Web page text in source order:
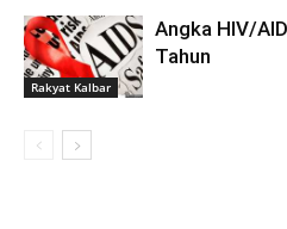
Rakyat Kalbar
Angka HIV/
Tahun